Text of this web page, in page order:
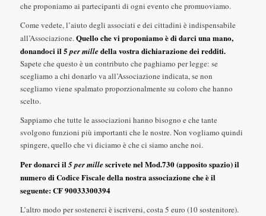
che proponiamo ai partecipanti di ogni evento che promuoviamo.
Come vedete, l’aiuto degli associati e dei cittadini è indispensabile
all’Associazione.Quello che vi proponiamo è di darci una mano,
donandoci il 5per mille della vostra dichiarazione dei redditi.
Sapete che questo è un contributo che paghiamo per legge: se
scegliamo a chi donarlo va all’Associazione indicata, se non
scegliamo viene spalmato proporzionalmente su coloro che hanno
scelto.
Sappiamo che tutte le associazioni hanno bisogno e che tante
svolgono funzioni più importanti che le nostre. Non vogliamo quindi
spingere, quello che vi diciamo è che ci siamo anche noi.
Per donarci il5 per mille scrivete nel Mod.730 (apposito spazio) il
numero di Codice Fiscale della nostra associazione che è il
seguente: CF 90033300394
L’altro modo per sostenerci è iscriversi, costa 5 euro (10 sostenitore).